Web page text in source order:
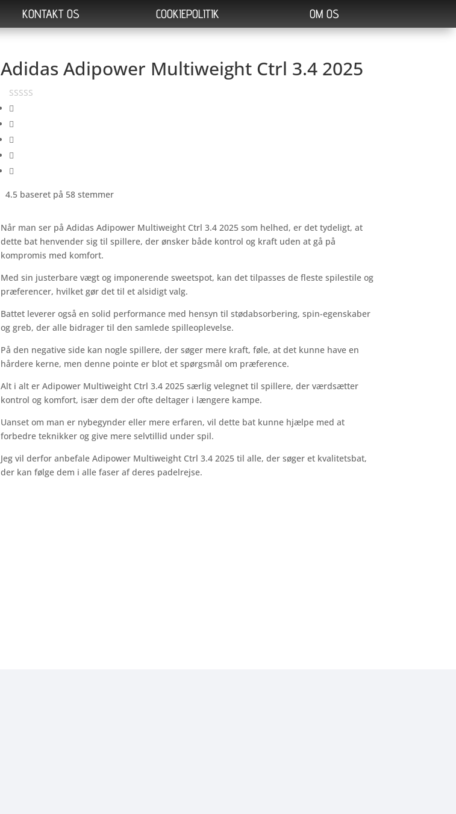
KONTAKT OS COOKIEPOLITIK OM OS
Adidas Adipower Multiweight Ctrl 3.4 2025
4.5 baseret på 58 stemmer
Når man ser på Adidas Adipower Multiweight Ctrl 3.4 2025 som helhed, er det tydeligt, at
dette bat henvender sig til spillere, der ønsker både kontrol og kraft uden at gå på
kompromis med komfort.
Med sin justerbare vægt og imponerende sweetspot, kan det tilpasses de fleste spilestile og
præferencer, hvilket gør det til et alsidigt valg.
Battet leverer også en solid performance med hensyn til stødabsorbering, spin-egenskaber
og greb, der alle bidrager til den samlede spilleoplevelse.
På den negative side kan nogle spillere, der søger mere kraft, føle, at det kunne have en
hårdere kerne, men denne pointe er blot et spørgsmål om præference.
Alt i alt er Adipower Multiweight Ctrl 3.4 2025 særlig velegnet til spillere, der værdsætter
kontrol og komfort, især dem der ofte deltager i længere kampe.
Uanset om man er nybegynder eller mere erfaren, vil dette bat kunne hjælpe med at
forbedre teknikker og give mere selvtillid under spil.
Jeg vil derfor anbefale Adipower Multiweight Ctrl 3.4 2025 til alle, der søger et kvalitetsbat,
der kan følge dem i alle faser af deres padelrejse.